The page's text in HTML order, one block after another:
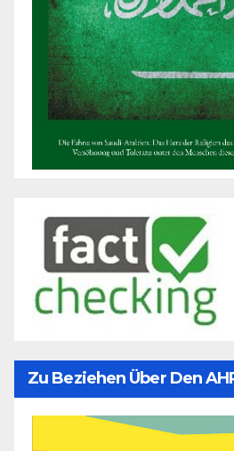
Zu Beziehen Über Den